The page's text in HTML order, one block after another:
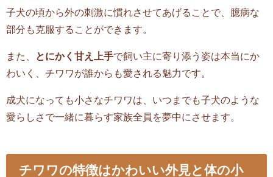
子犬の頃から外の刺激に慣れさせてあげることで、臆病な
部分も克服することができます。
また、 とにかく甘え上手で飼い主に寄り添う姿は本当にか
わいく、チワワが誰からも愛される魅力です。
成犬になっても小さなチワワは、いつまでも子犬のような
愛らしさで一緒に暮らす家族全員を夢中にさせます。
チワワの特徴はかわいい外見と体の小